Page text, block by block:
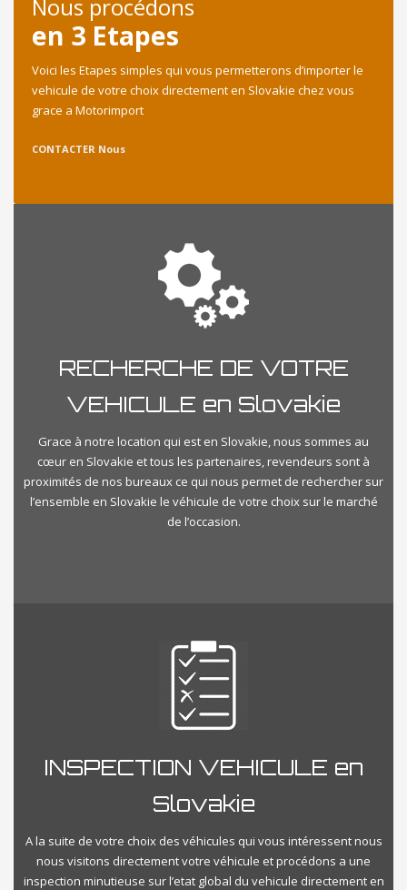
Nous procédons
en 3 Etapes
Voici les Etapes simples qui vous permetterons d’importer le
vehicule de votre choix directement en Slovakie chez vous
grace a Motorimport
CONTACTER Nous
RECHERCHE DE VOTRE
VEHICULE en Slovakie
Grace à notre location qui est en Slovakie, nous sommes au
cœur en Slovakie et tous les partenaires, revendeurs sont à
proximités de nos bureaux ce qui nous permet de rechercher sur
l’ensemble en Slovakie le véhicule de votre choix sur le marché
de l’occasion.
INSPECTION VEHICULE en
Slovakie
A la suite de votre choix des véhicules qui vous intéressent nous
nous visitons directement votre véhicule et procédons a une
inspection minutieuse sur l’etat global du vehicule directement en